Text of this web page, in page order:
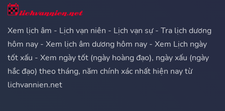
Xem lịch âm - Lịch vạn niên - Lịch vạn sự - Tra lịch dương
hôm nay - Xem lịch âm dương hôm nay - Xem Lịch ngày
tốt xấu - Xem ngày tốt (ngày hoàng đạo), ngày xấu (ngày
hắc đạo) theo tháng, năm chính xác nhất hiện nay từ
lichvannien.net